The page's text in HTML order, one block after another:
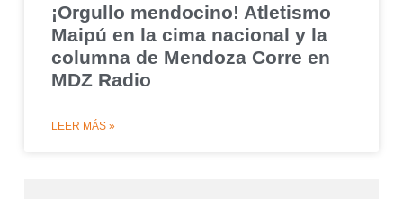
¡Orgullo mendocino! Atletismo
Maipú en la cima nacional y la
columna de Mendoza Corre en
MDZ Radio
LEER MÁS »